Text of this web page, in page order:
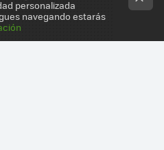
personalizada
navegando estarás